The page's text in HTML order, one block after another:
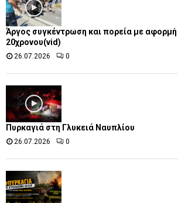
Άργος συγκέντρωση και πορεία με
20χρονου(vid)
26.07.2026 0
Πυρκαγιά στη Γλυκειά Ναυπλίου
26.07.2026 0